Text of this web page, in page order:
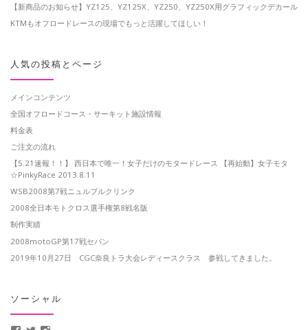
【新商品のお知らせ】YZ125、YZ125X、YZ250、YZ250X用グラフィックデカール
KTMもオフロードレースの現場でもっと活躍してほしい！
人気の投稿とページ
メインコンテンツ
全国オフロードコース・サーキット施設情報
料金表
ご注文の流れ
【5.21速報！！】 西日本で唯一！女子だけのモタードレース 【再始動】女子モタ
☆PinkyRace 2013.8.11
WSB2008第7戦ニュルブルクリンク
2008全日本モトクロス選手権第8戦名阪
制作実績
2008motoGP第17戦セパン
2019年10月27日 CGC奈良トラ大会レディースクラス 参戦してきました。
ソーシャル